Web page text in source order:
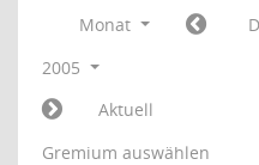
Monat
2005
Aktuell
Gremium auswählen